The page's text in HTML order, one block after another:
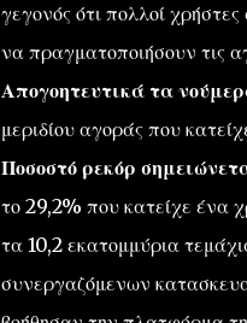
γεγονός ότι πολλοί
να πραγματοποιήσουν τις
Απογοητευτικά τα
μεριδίου αγοράς που
Ποσοστό ρεκόρ
το 29,2% που κατείχε ένα
τα10,2 εκατομμύρια
συνεργαζόμενων